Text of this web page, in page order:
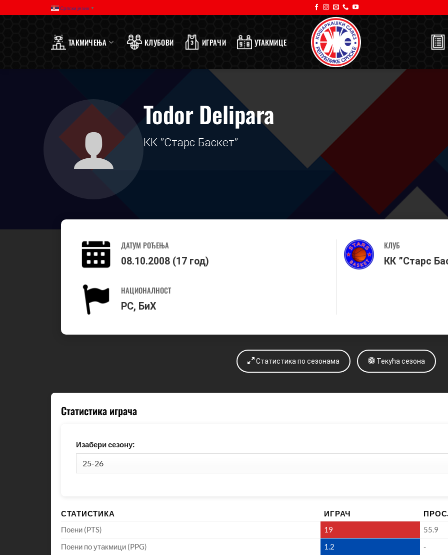
Српски језик ▼
ТАКМИЧЕЊА КЛУБОВИ ИГРАЧИ УТАКМИЦЕ
Todor Delipara
КК ”Старс Баскет”
ДАТУМ РОЂЕЊА
08.10.2008 (17 год)
НАЦИОНАЛНОСТ
РС, БиХ
КЛУБ
КК ”Старс
Статистика по сезонама Текућа сезона
Статистика играча
Изабери сезону:
СТАТИСТИКА ИГРАЧ
Поени (PTS)
19
55.9
Поени по утакмици (PPG)
1.2
-